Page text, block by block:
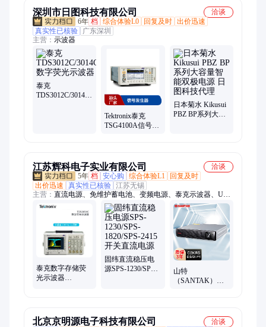
深圳市日图科技有限公司
洽谈
6年 档 综合体验L0 回复及时 出价迅速
真实性已核验
广东深圳
主营： 示波器
泰克
TDS3012C/3014C/3032C/3034C/3052C/3054C
Tektronix泰克
TSG4100A信号发
日本菊水 Kikusui
PBZ BP系列大容
江苏辉科电子实业有限公司
洽谈
5年 档 安心购 综合体验L1
回复及时
出价迅速
真实性已核验 江苏无锡
主营： 直流电源、免维护蓄电池、变频电源、泰克示波器、UPS
电源、蓄电池、红外热像仪、福禄克万用表、山特UPS、直流稳
压电源、UPS微模块、无锡山特UPS电源、精密空调、耐压测试
仪、海康热像仪、数据中心、微模块电源、模块化数据中心、工
频电源、一体化机房、美瑞克测试仪、安规测试仪、直流电子负
载、工业电源、军工电源
泰克数字存储荧
光示波器
固纬直流稳压电
源SPS-1230/SPS-
山特
（SANTAK）
北京京明源电子科技有限公司
洽谈